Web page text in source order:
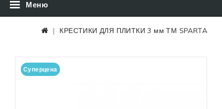
Меню
КРЕСТИКИ ДЛЯ ПЛИТКИ 3 мм ТМ SPARTA
Суперцена